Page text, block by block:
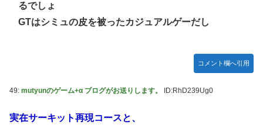
るでしょ
GTはシミュの皮を被ったカジュアルゲーだし
コメント欄へ引用
49: mutyunのゲーム+α ブログがお送りします。 ID:RhD239Ug0
実在サーキット再現コースと、